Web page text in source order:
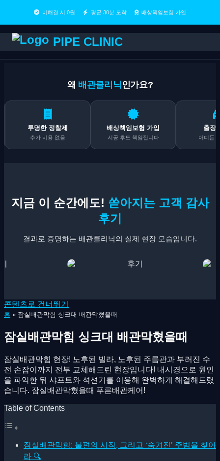
미해결 시 0원 평균 30분 도착 배상책임보험 가입
PIPE CLINIC
왜 배관클리닉 인가요?
투명한 정찰제
추가 비용 없음
배상책임보험 가입
시공 후도 책임집니다
출장비 0원
어디든 무료 출동
지금 이 순간에도! 쏟아지는 고객 감사
후기
결과로 증명하는 배관클리닉의 실제 현장 모습입니다.
콘텐츠로 건너뛰기
홈 » 잠실배관막힘 싱크대 배관막혔을때
잠실배관막힘 싱크대 배관막혔을때
잠실배관막힘 현장! 노후된 빌라, 노후된 주름관과 부러진 수
전 손잡이까지 전부 교체해드린 현장입니다! 내시경으로 원인
을 파악한 뒤 샤프트와 석션기를 이용해 완벽하게 해결해드렸
습니다. 잠실배관막혔을때 푸른배관케어!
Table of Contents
잠실배관막힘: 불편의 시작, 그리고 ‘숨겨진’ 주범을 찾아
라 🔍